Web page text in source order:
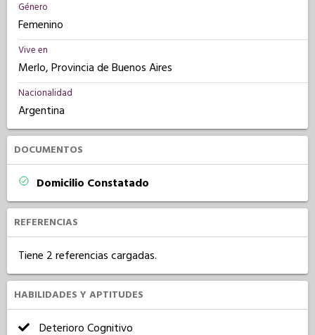
Género
Femenino
Vive en
Merlo, Provincia de Buenos Aires
Nacionalidad
Argentina
DOCUMENTOS
Domicilio Constatado
REFERENCIAS
Tiene 2 referencias cargadas.
HABILIDADES Y APTITUDES
Deterioro Cognitivo